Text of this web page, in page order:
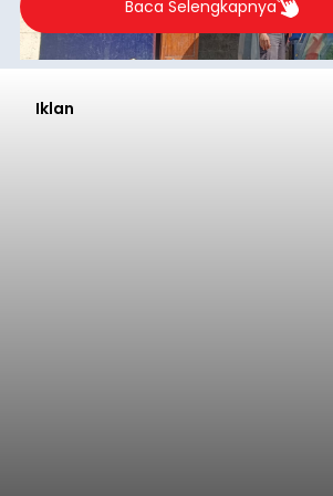
Baca Selengkapnya
Iklan